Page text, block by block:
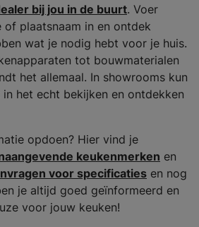
bij jou in de buurt. Voer
plaatsnaam in en ontdek
wat je nodig hebt voor je huis.
tot bouwmaterialen
het allemaal. In showrooms kun
het echt bekijken en ontdekken
opdoen? Hier vind je
keukenmerken en
voor specificaties en nog
je altijd goed geïnformeerd en
voor jouw keuken!